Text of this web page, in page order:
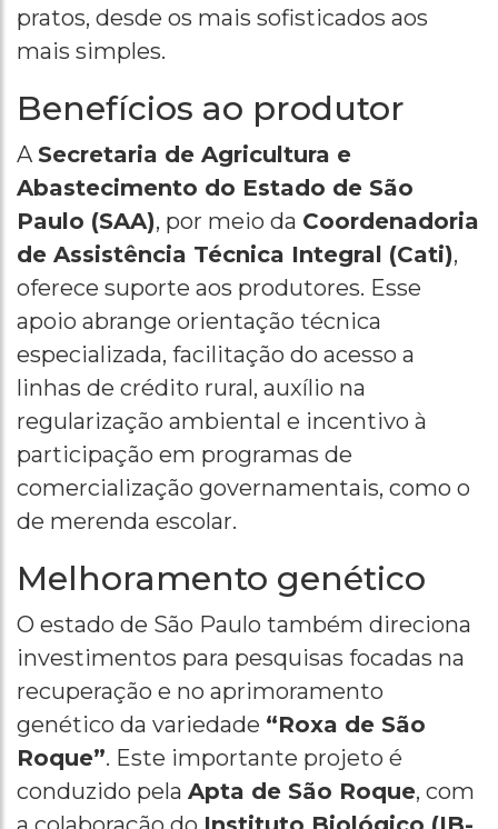
pratos, desde os mais sofisticados aos
mais simples.
Benefícios ao produtor
A Secretaria de Agricultura e
Abastecimento do Estado de São
Paulo (SAA), por meio da Coordenadoria
de Assistência Técnica Integral (Cati),
oferece suporte aos produtores. Esse
apoio abrange orientação técnica
especializada, facilitação do acesso a
linhas de crédito rural, auxílio na
regularização ambiental e incentivo à
participação em programas de
comercialização governamentais, como o
de merenda escolar.
Melhoramento genético
O estado de São Paulo também direciona
investimentos para pesquisas focadas na
recuperação e no aprimoramento
genético da variedade “Roxa de São
Roque”. Este importante projeto é
conduzido pela Apta de São Roque, com